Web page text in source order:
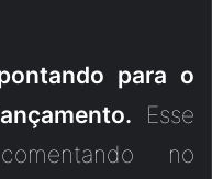
para o
Esse
no